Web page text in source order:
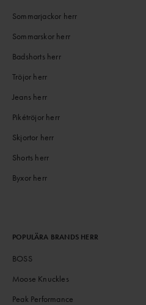
Sommarjackor herr
Sommarskor herr
Badshorts herr
Tröjor herr
Jeans herr
Pikétröjor herr
Skjortor herr
Shorts herr
Byxor herr
POPULÄRA BRANDS HERR
BOSS
Moose Knuckles
Peak Performance